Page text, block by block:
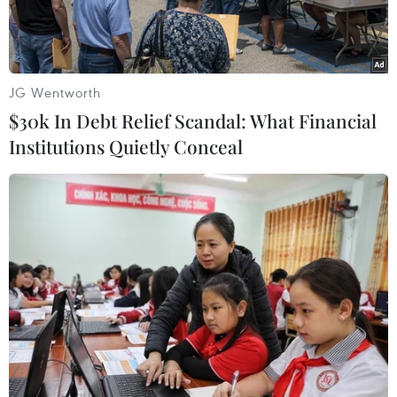
Người di cư trong hành trình tới Mỹ, tại khu vực Arriaga, bang
Chiapas (Mexico), ngày 8/1/2024. (Ảnh: AFP/TTXVN)
Ngày 11/3, nhà chức trách Mexico thông báo đã
giải cứu thành công 200 người, bao gồm cả trẻ
em, bị nhồi nhét trong thùng một xe tải ở thành
JG Wentworth
$30k In Debt Relief Scandal: What Financial
Institutions Quietly Conceal